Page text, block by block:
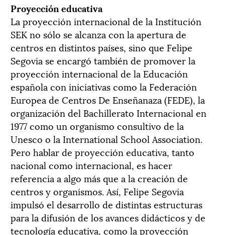
Proyección educativa
La proyección internacional de la Institución
SEK no sólo se alcanza con la apertura de
centros en distintos países, sino que Felipe
Segovia se encargó también de promover la
proyección internacional de la Educación
española con iniciativas como la Federación
Europea de Centros De Enseñanaza (FEDE), la
organización del Bachillerato Internacional en
1977 como un organismo consultivo de la
Unesco o la International School Association.
Pero hablar de proyección educativa, tanto
nacional como internacional, es hacer
referencia a algo más que a la creación de
centros y organismos. Así, Felipe Segovia
impulsó el desarrollo de distintas estructuras
para la difusión de los avances didácticos y de
tecnología educativa, como la proyección